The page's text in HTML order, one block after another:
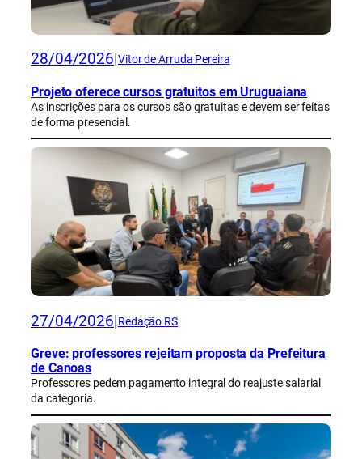
28/04/2026 Vitor de Arruda Pereira
Projeto oferece cursos gratuitos em Uruguaiana
As inscrições para os cursos são gratuitas e devem ser feitas
de forma presencial.
27/04/2026 Redação RS
Greve: professores rejeitam proposta da Prefeitura
de Canoas
Professores pedem pagamento integral do reajuste salarial
da categoria.